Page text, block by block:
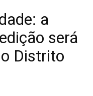
a
será
Distrito